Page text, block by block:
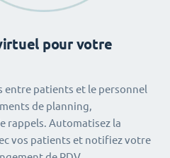
pour votre
entre patients et le personnel
de planning,
rappels. Automatisez la
vos patients et notifiez votre